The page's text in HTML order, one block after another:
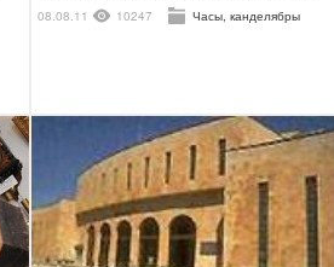
08.08.11 10247 Часы, канделябры